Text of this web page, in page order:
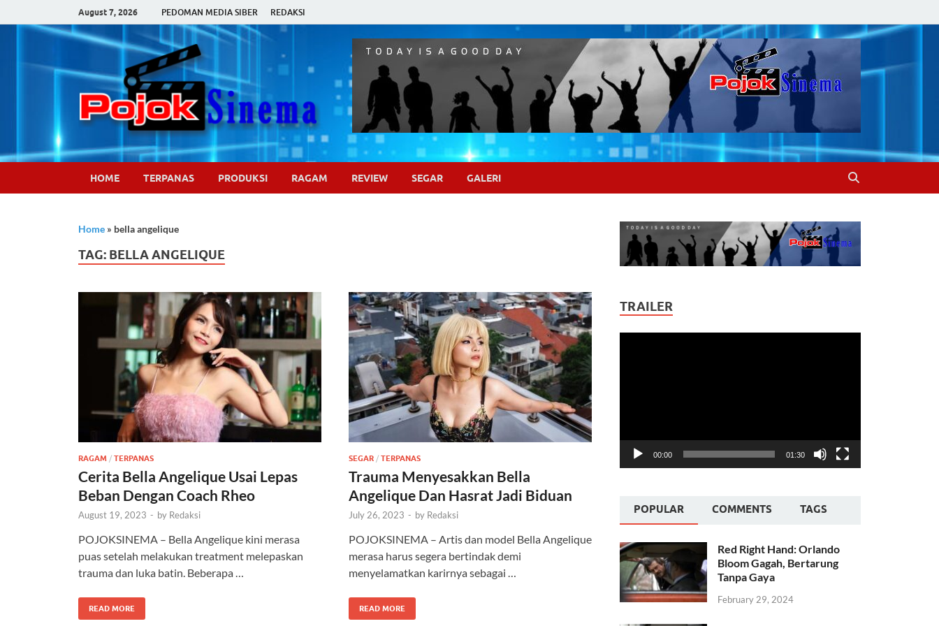
August 7, 2026 PEDOMAN MEDIA SIBER REDAKSI
Pojok Sinema
HOME TERPANAS PRODUKSI RAGAM REVIEW SEGAR GALERI
Home » bella angelique
TAG: BELLA ANGELIQUE
RAGAM / TERPANAS
Cerita Bella Angelique Usai Lepas
Beban Dengan Coach Rheo
August 19, 2023 - by Redaksi
POJOKSINEMA – Bella Angelique kini merasa
puas setelah melakukan treatment melepaskan
trauma dan luka batin. Beberapa …
READ MORE
SEGAR / TERPANAS
Trauma Menyesakkan Bella
Angelique Dan Hasrat Jadi Biduan
July 26, 2023 - by Redaksi
POJOKSINEMA – Artis dan model Bella Angelique
merasa harus segera bertindak demi
menyelamatkan karirnya sebagai …
READ MORE
TRAILER
00:00 01:30
POPULAR COMMENTS TAGS
Red Right Hand: Orlando
Bloom Gagah, Bertarung
Tanpa Gaya
February 29, 2024